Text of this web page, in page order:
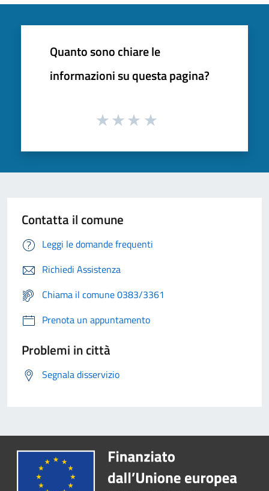
Quanto sono chiare le
informazioni su questa pagina?
Contatta il comune
Leggi le domande frequenti
Richiedi Assistenza
Chiama il comune 0383/3361
Prenota un appuntamento
Problemi in città
Segnala disservizio